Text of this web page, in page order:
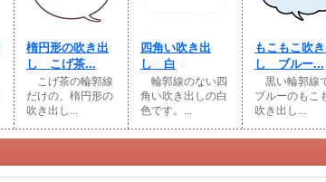
楕円形の吹き出
し こげ茶...
こげ茶の輪郭線
だけの、楕円形の
吹き出し...
四角い吹き出
し 白
輪郭線のない四
角い吹き出しの白
色です。...
もこもこ吹
し ブルー...
黒い輪郭線
ブルーのもこ
吹き出し...